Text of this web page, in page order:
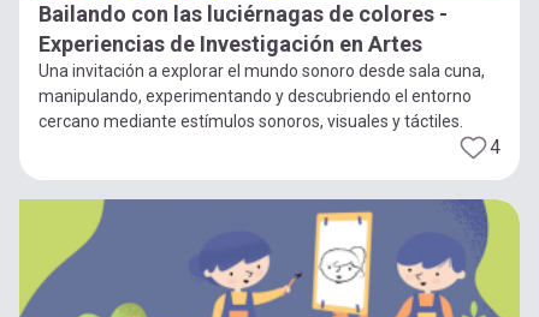
Bailando con las luciérnagas de colores -
Experiencias de Investigación en Artes
Una invitación a explorar el mundo sonoro desde sala cuna,
manipulando, experimentando y descubriendo el entorno
cercano mediante estímulos sonoros, visuales y táctiles.
4